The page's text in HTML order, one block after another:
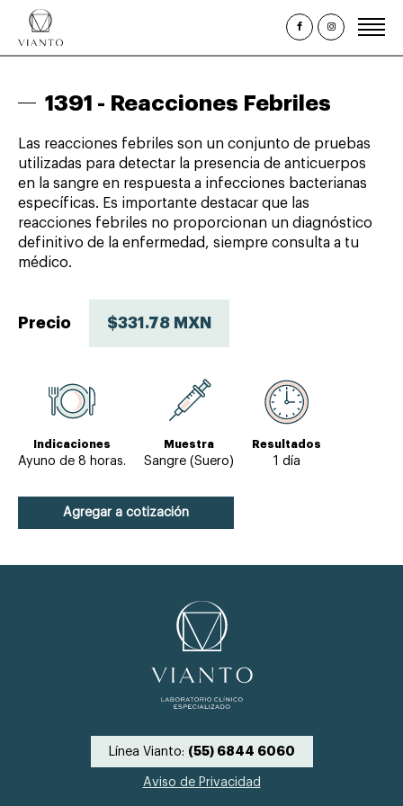
Paquetes y Perfiles
Promociones
Citas
1391 - Reacciones Febriles
Las reacciones febriles son un conjunto de pruebas
utilizadas para detectar la presencia de anticuerpos
en la sangre en respuesta a infecciones bacterianas
específicas. Es importante destacar que las
reacciones febriles no proporcionan un diagnóstico
definitivo de la enfermedad, siempre consulta a tu
médico.
Precio $331.78 MXN
Indicaciones
Ayuno de 8 horas.
Muestra
Sangre (Suero)
Resultados
1 día
Agregar a cotización
Línea Vianto: (55) 6844 6060
Aviso de Privacidad